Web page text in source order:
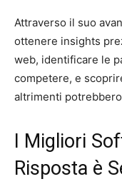
Attraverso il suo
ottenere insights
web, identificare le
competere, e
altrimenti
I Migliori
Risposta è